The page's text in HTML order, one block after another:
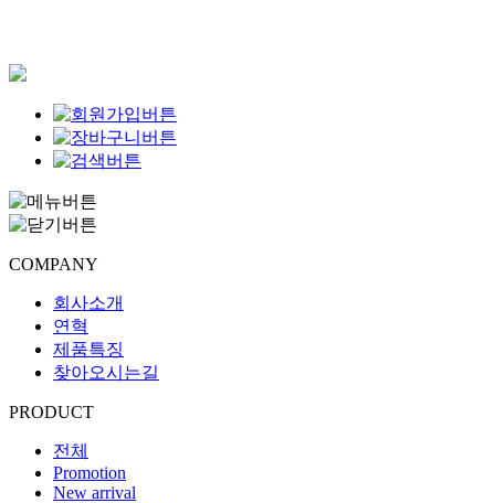
COMPANY
회사소개
연혁
제품특징
찾아오시는길
PRODUCT
전체
Promotion
New arrival